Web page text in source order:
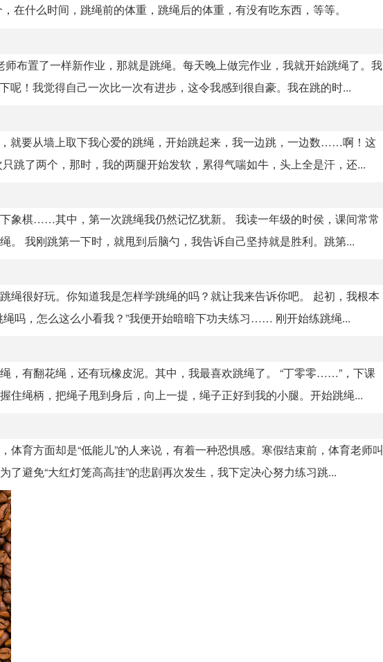
在什么时间，跳绳前的体重，跳绳后的体重，有没有吃东西，等等。
布置了一样新作业，那就是跳绳。每天晚上做完作业，我就开始跳绳了。我
呢！我觉得自己一次比一次有进步，这令我感到很自豪。我在跳的时...
就要从墙上取下我心爱的跳绳，开始跳起来，我一边跳，一边数……啊！这
跳了两个，那时，我的两腿开始发软，累得气喘如牛，头上全是汗，还...
象棋……其中，第一次跳绳我仍然记忆犹新。 我读一年级的时侯，课间常常
。 我刚跳第一下时，就甩到后脑勺，我告诉自己坚持就是胜利。跳第...
绳很好玩。你知道我是怎样学跳绳的吗？就让我来告诉你吧。 起初，我根本
吗，怎么这么小看我？”我便开始暗暗下功夫练习…… 刚开始练跳绳...
，有翻花绳，还有玩橡皮泥。其中，我最喜欢跳绳了。 “丁零零……”，下课
住绳柄，把绳子甩到身后，向上一提，绳子正好到我的小腿。开始跳绳...
育方面却是“低能儿”的人来说，有着一种恐惧感。寒假结束前，体育老师叫
避免“大红灯笼高高挂”的悲剧再次发生，我下定决心努力练习跳...